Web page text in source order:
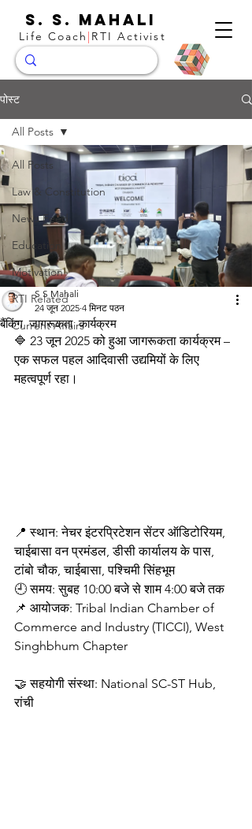
S. S. Mahali
Life Coach | RTI Activist
पोस्ट
All Posts
Law & Constitution
News Feed
Education
Motivation
RTI Related
Current Affairs
All Posts
बैंकिंग जागरूकता कार्यक्रम
S S Mahali
24 जून 2025 4 मिनट पठन
🔷 23 जून 2025 को हुआ जागरूकता कार्यक्रम –
एक सफल पहल आदिवासी उद्यमियों के लिए
महत्वपूर्ण रहा।
📍 स्थान: नेचर इंटरप्रिटेशन सेंटर ऑडिटोरियम,
चाईबासा वन प्रमंडल, डीसी कार्यालय के पास,
टांबो चौक, चाईबासा, पश्चिमी सिंहभूम
🕘 समय: सुबह 10:00 बजे से शाम 4:00 बजे तक
📌 आयोजक: Tribal Indian Chamber of
Commerce and Industry (TICCI), West
Singhbhum Chapter
🤝 सहयोगी संस्था: National SC-ST Hub,
रांची